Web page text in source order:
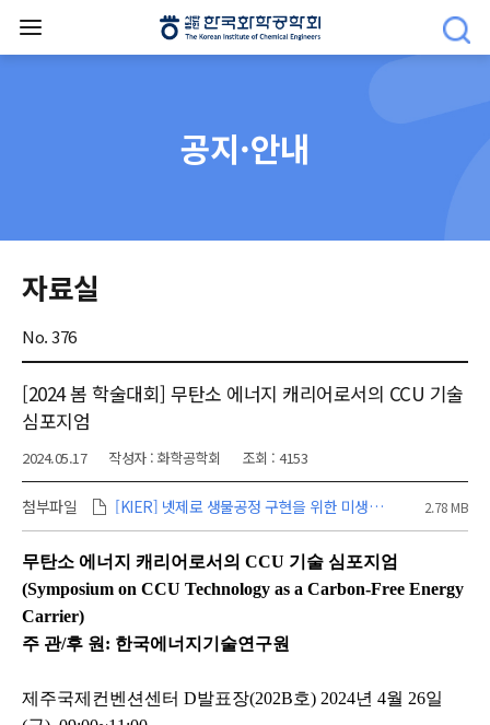
공지·안내
자료실
No. 376
[2024 봄 학술대회] 무탄소 에너지 캐리어로서의 CCU 기술
심포지엄
2024.05.17 작성자 : 화학공학회 조회 : 4153
첨부파일 [KIER] 넷제로 생물공정 구현을 위한 미생물 CO2 전기촉매반응 기반 e-바이오리파이너리 기술 소개_이수연.pdf 2.78 MB